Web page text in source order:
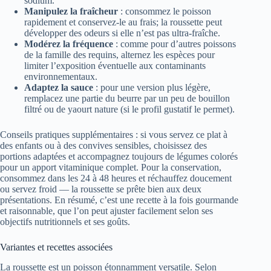
Manipulez la fraîcheur : consommez le poisson
rapidement et conservez-le au frais; la roussette peut
développer des odeurs si elle n’est pas ultra-fraîche.
Modérez la fréquence : comme pour d’autres poissons
de la famille des requins, alternez les espèces pour
limiter l’exposition éventuelle aux contaminants
environnementaux.
Adaptez la sauce : pour une version plus légère,
remplacez une partie du beurre par un peu de bouillon
filtré ou de yaourt nature (si le profil gustatif le permet).
Conseils pratiques supplémentaires : si vous servez ce plat à
des enfants ou à des convives sensibles, choisissez des
portions adaptées et accompagnez toujours de légumes colorés
pour un apport vitaminique complet. Pour la conservation,
consommez dans les 24 à 48 heures et réchauffez doucement
ou servez froid — la roussette se prête bien aux deux
présentations. En résumé, c’est une recette à la fois gourmande
et raisonnable, que l’on peut ajuster facilement selon ses
objectifs nutritionnels et ses goûts.
Variantes et recettes associées
La roussette est un poisson étonnamment versatile. Selon